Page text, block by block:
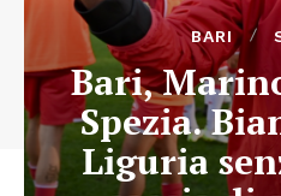
BARI
Bari,
Spezia.
Liguria